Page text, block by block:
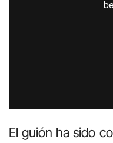
El guión ha sido